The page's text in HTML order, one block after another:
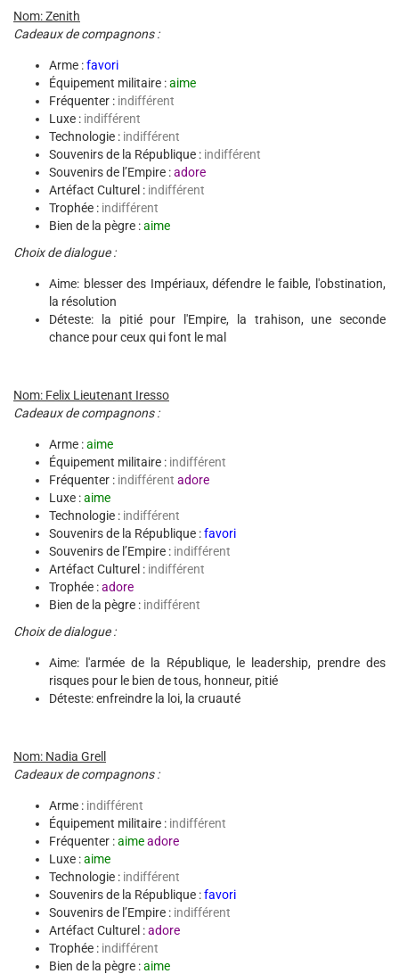
Nom: Zenith
Cadeaux de compagnons :
Arme :favori
Équipement militaire :aime
Fréquenter : indifférent
Luxe : indifférent
Technologie : indifférent
Souvenirs de la République : indifférent
Souvenirs de l’Empire :adore
Artéfact Culturel : indifférent
Trophée : indifférent
Bien de la pègre :aime
Choix de dialogue :
Aime: blesser des Impériaux, défendre le faible, l'obstination,
la résolution
Déteste: la pitié pour l'Empire, la trahison, une seconde
chance pour ceux qui font le mal
Nom: Felix Lieutenant Iresso
Cadeaux de compagnons :
Arme :aime
Équipement militaire : indifférent
Fréquenter : indifférent adore
Luxe :aime
Technologie : indifférent
Souvenirs de la République :favori
Souvenirs de l’Empire : indifférent
Artéfact Culturel : indifférent
Trophée :adore
Bien de la pègre : indifférent
Choix de dialogue :
Aime: l'armée de la République, le leadership, prendre des
risques pour le bien de tous, honneur, pitié
Déteste: enfreindre la loi, la cruauté
Nom: Nadia Grell
Cadeaux de compagnons :
Arme : indifférent
Équipement militaire : indifférent
Fréquenter :aimeadore
Luxe :aime
Technologie : indifférent
Souvenirs de la République :favori
Souvenirs de l’Empire : indifférent
Artéfact Culturel :adore
Trophée : indifférent
Bien de la pègre :aime